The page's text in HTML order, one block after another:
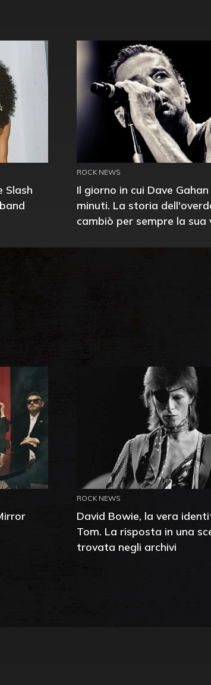
Slash
ROCK NEWS
Il giorno in cui Dave
minuti. La storia
cambiò per sempre la sua
ROCK NEWS
David Bowie, la vera
Tom. La risposta in una
trovata negli archivi